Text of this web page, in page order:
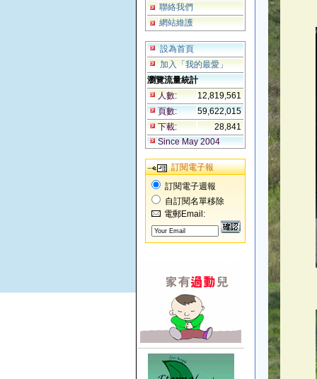
聯絡我們
網站維護
設為首頁
加入「我的最愛」
瀏覽流量統計
人數:
12,819,561
頁數:
59,622,015
下載:
28,841
Since May 2004
訂閱電子報
訂閱電子週報
自訂閱名單移除
電郵Email: